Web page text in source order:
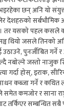
छन् अनि यो
सर्बभौमिक
यसको पहल कसले
थियो जसले तिनको
पुनर्जीबित
नबोल्ने जस्तो
गर्दा होस्, इराक,
कब्जा गर्ने र कथित
समेत कमजोर र
तर्किएर